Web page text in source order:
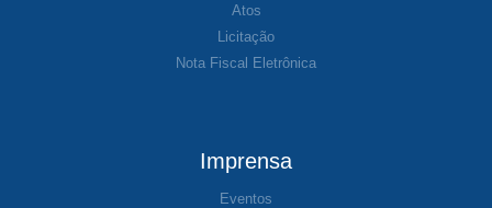
Atos
Licitação
Nota Fiscal Eletrônica
Imprensa
Eventos